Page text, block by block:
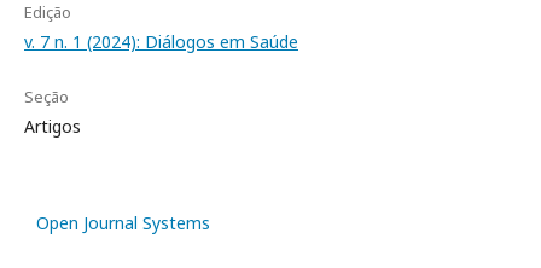
Edição
v. 7 n. 1 (2024): Diálogos em Saúde
Seção
Artigos
Open Journal Systems